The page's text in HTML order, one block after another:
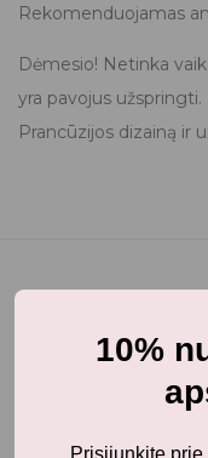
Rekomenduojamas
Dėmesio! Netinka
yra pavojus užspringti.
Prancūzijos dizainą ir
Jums
10%
Prisijunkite